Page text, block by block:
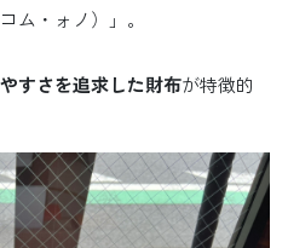
ム・ォノ）」。
すさを追求した財布が特徴的